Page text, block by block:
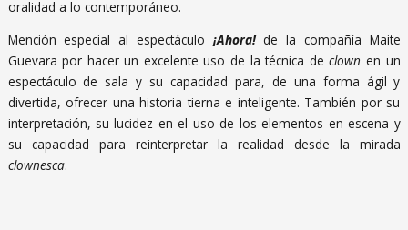
oralidad a lo contemporáneo.
Mención especial al espectáculo ¡Ahora!de la compañía Maite
Guevara por hacer un excelente uso de la técnica declown en un
espectáculo de sala y su capacidad para, de una forma ágil y
divertida, ofrecer una historia tierna e inteligente. También por su
interpretación, su lucidez en el uso de los elementos en escena y
su capacidad para reinterpretar la realidad desde la mirada
clownesca.